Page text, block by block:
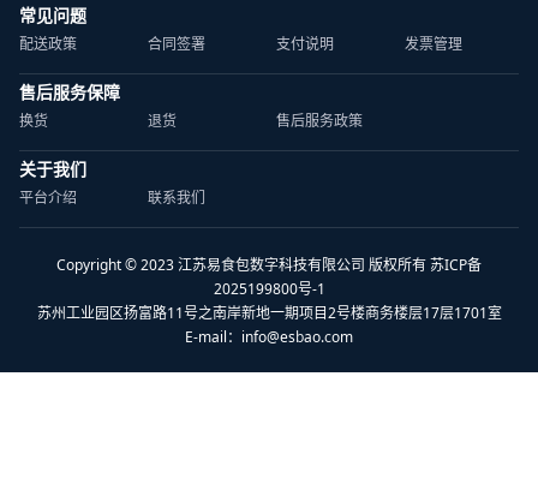
常见问题
配送政策 合同签署 支付说明 发票管理
售后服务保障
换货 退货 售后服务政策
关于我们
平台介绍 联系我们
Copyright © 2023 江苏易食包数字科技有限公司 版权所有 苏ICP备
2025199800号-1
苏州工业园区扬富路11号之南岸新地一期项目2号楼商务楼层17层1701室
E-mail： info@esbao.com